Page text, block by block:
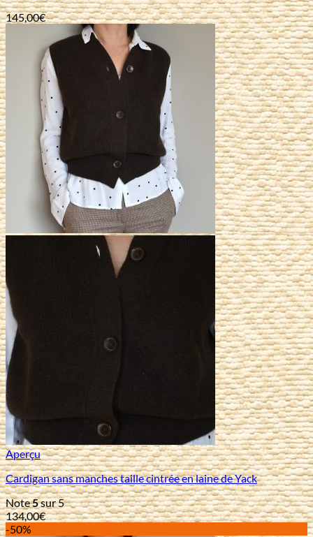
145,00€
Aperçu
Cardigan sans manches taille cintrée en laine de Yack
Note5sur 5
134,00€
-50%